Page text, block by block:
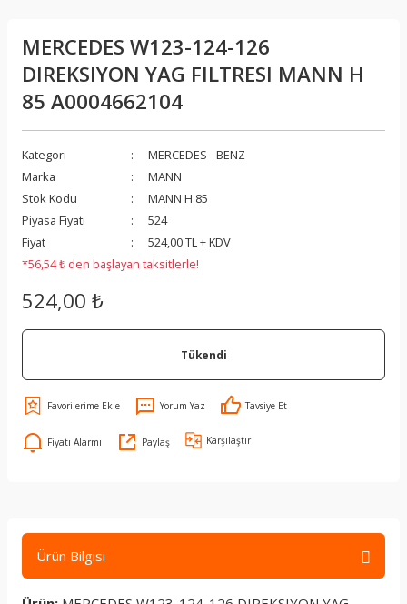
MERCEDES W123-124-126
DIREKSIYON YAG FILTRESI MANN H
85 A0004662104
Kategori
MERCEDES - BENZ
Marka
MANN
Stok Kodu
MANN H 85
Piyasa Fiyatı
524
Fiyat
524,00 TL + KDV
*56,54 ₺ den başlayan taksitlerle!
524,00 ₺
Tükendi
Yorum Yaz Tavsiye Et
Fiyatı Alarmı Paylaş Karşılaştır
Ürün Bilgisi